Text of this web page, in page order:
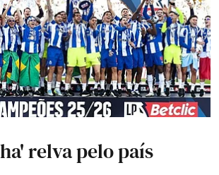
relva pelo país